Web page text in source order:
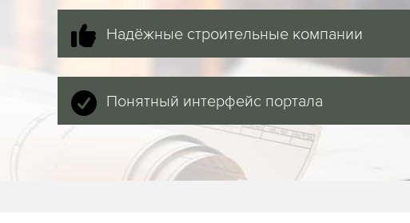
Надёжные строительные компании
Понятный интерфейс портала